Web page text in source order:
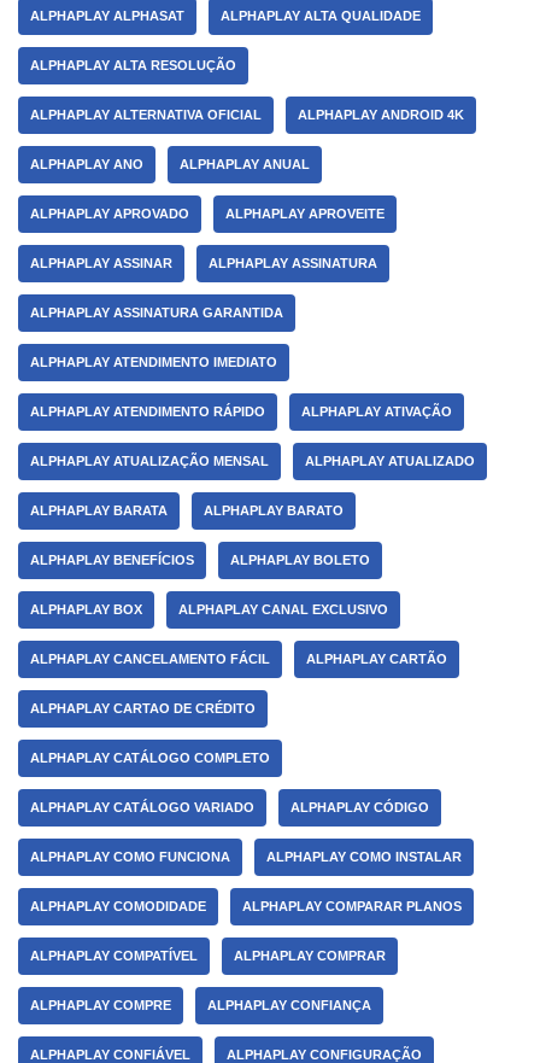
ALPHAPLAY ALPHASAT ALPHAPLAY ALTA QUALIDADE
ALPHAPLAY ALTA RESOLUÇÃO
ALPHAPLAY ALTERNATIVA OFICIAL ALPHAPLAY ANDROID 4K
ALPHAPLAY ANO ALPHAPLAY ANUAL
ALPHAPLAY APROVADO ALPHAPLAY APROVEITE
ALPHAPLAY ASSINAR ALPHAPLAY ASSINATURA
ALPHAPLAY ASSINATURA GARANTIDA
ALPHAPLAY ATENDIMENTO IMEDIATO
ALPHAPLAY ATENDIMENTO RÁPIDO ALPHAPLAY ATIVAÇÃO
ALPHAPLAY ATUALIZAÇÃO MENSAL ALPHAPLAY ATUALIZADO
ALPHAPLAY BARATA ALPHAPLAY BARATO
ALPHAPLAY BENEFÍCIOS ALPHAPLAY BOLETO
ALPHAPLAY BOX ALPHAPLAY CANAL EXCLUSIVO
ALPHAPLAY CANCELAMENTO FÁCIL ALPHAPLAY CARTÃO
ALPHAPLAY CARTAO DE CRÉDITO
ALPHAPLAY CATÁLOGO COMPLETO
ALPHAPLAY CATÁLOGO VARIADO ALPHAPLAY CÓDIGO
ALPHAPLAY COMO FUNCIONA ALPHAPLAY COMO INSTALAR
ALPHAPLAY COMODIDADE ALPHAPLAY COMPARAR PLANOS
ALPHAPLAY COMPATÍVEL ALPHAPLAY COMPRAR
ALPHAPLAY COMPRE ALPHAPLAY CONFIANÇA
ALPHAPLAY CONFIÁVEL ALPHAPLAY CONFIGURAÇÃO